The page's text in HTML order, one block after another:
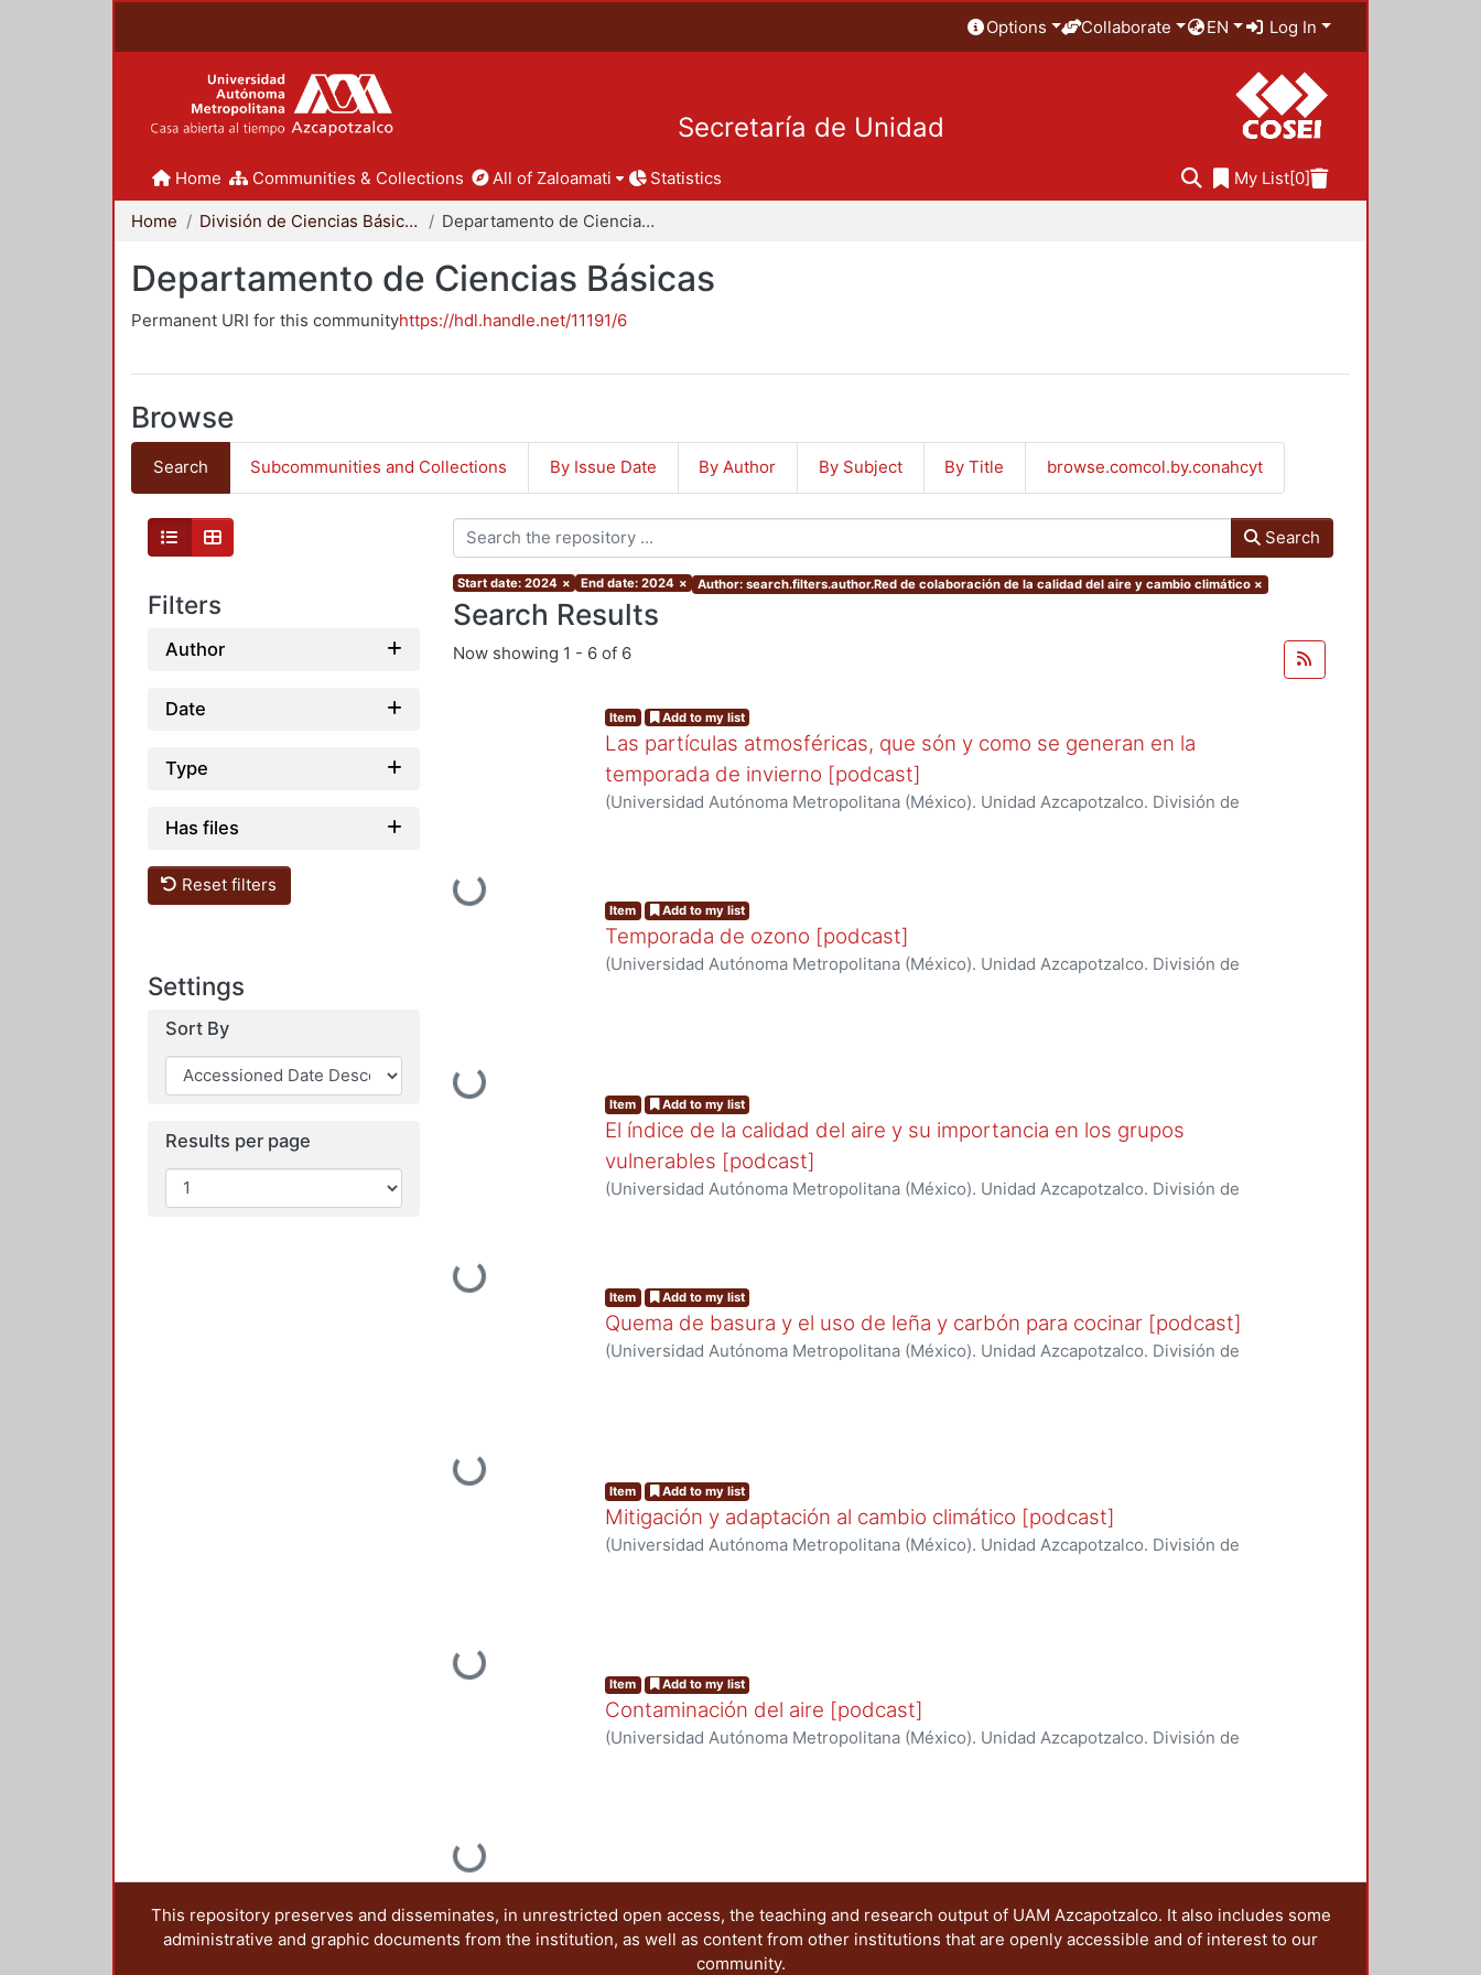
Options Collaborate EN Log In
Secretaría de Unidad
Home Communities & Collections All of Zaloamati Statistics My List[0]
Home División de Ciencias Básicas e Ingeniería Departamento de Ciencias Básicas
Departamento de Ciencias Básicas
Permanent URI for this communityhttps://hdl.handle.net/11191/6
Browse
Search Subcommunities and Collections By Issue Date By Author By Subject By Title browse.comcol.by.conahcyt
Filters
Author
Date
Type
Has files
Reset filters
Settings
Sort By
Results per page
Search
Start date: 2024 × End date: 2024 × Author: search.filters.author.Red de colaboración de la calidad del aire y cambio climático ×
Search Results
Now showing 1 - 6 of 6
Loading...
Item Add to my list
Las partículas atmosféricas, que són y como se generan en la
temporada de invierno [podcast]
(Universidad Autónoma Metropolitana (México). Unidad Azcapotzalco. División de
Loading...
Item Add to my list
Temporada de ozono [podcast]
(Universidad Autónoma Metropolitana (México). Unidad Azcapotzalco. División de
Loading...
Item Add to my list
El índice de la calidad del aire y su importancia en los grupos
vulnerables [podcast]
(Universidad Autónoma Metropolitana (México). Unidad Azcapotzalco. División de
Loading...
Item Add to my list
Quema de basura y el uso de leña y carbón para cocinar [podcast]
(Universidad Autónoma Metropolitana (México). Unidad Azcapotzalco. División de
Loading...
Item Add to my list
Mitigación y adaptación al cambio climático [podcast]
(Universidad Autónoma Metropolitana (México). Unidad Azcapotzalco. División de
Loading...
Item Add to my list
Contaminación del aire [podcast]
(Universidad Autónoma Metropolitana (México). Unidad Azcapotzalco. División de
This repository preserves and disseminates, in unrestricted open access, the teaching and research output of UAM Azcapotzalco. It also includes some
administrative and graphic documents from the institution, as well as content from other institutions that are openly accessible and of interest to our
community.